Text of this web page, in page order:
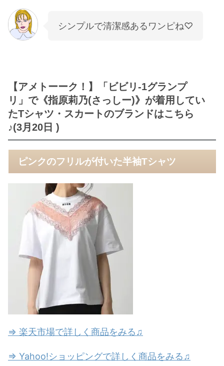
シンプルで清潔感あるワンピね♡
【アメトーーク！】「ビビリ-1グランプ
リ」で《指原莉乃(さっしー)》が着用してい
たTシャツ・スカートのブランドはこちら
♪(3月20日 )
ピンクのフリルが付いた半袖Tシャツ
⇒ 楽天市場で詳しく商品をみる♫
⇒ Yahoo!ショッピングで詳しく商品をみる♫